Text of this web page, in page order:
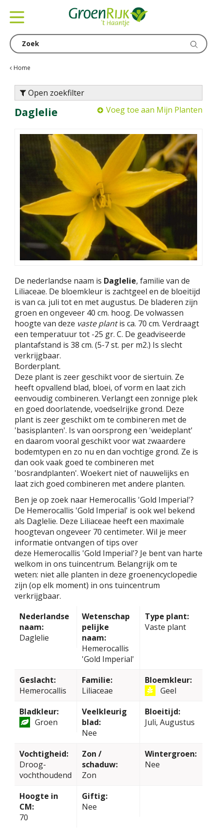
Home
Open zoekfilter
Daglelie Voeg toe aan Mijn Planten
De nederlandse naam is Daglelie, familie van de
Liliaceae. De bloemkleur is zachtgeel en de bloeitijd
is van ca. juli tot en met augustus. De bladeren zijn
groen en ongeveer 40 cm. hoog. De volwassen
hoogte van deze vaste plantis ca. 70 cm. Verdraagt
een temperatuur tot -25 gr. C. De geadviseerde
plantafstand is 38 cm. (5-7 st. per m2.) Is slecht
verkrijgbaar.
Borderplant.
Deze plant is zeer geschikt voor de siertuin. Ze
heeft opvallend blad, bloei, of vorm en laat zich
eenvoudig combineren. Verlangt een zonnige plek
en goed doorlatende, voedselrijke grond. Deze
plant is zeer geschikt om te combineren met de
'basisplanten'. Is van oorsprong een 'weideplant'
en daarom vooral geschikt voor wat zwaardere
bodemtypen en zo nu en dan vochtige grond. Ze is
dan ook vaak goed te combineren met
'bosrandplanten'. Woekert niet of nauwelijks en
laat zich goed combineren met andere planten.
Ben je op zoek naar Hemerocallis 'Gold Imperial'?
De Hemerocallis 'Gold Imperial' is ook wel bekend
als Daglelie. Deze Liliaceae heeft een maximale
hoogtevan ongeveer 70 centimeter. Wil je meer
informatie ontvangen of tips over
deze Hemerocallis 'Gold Imperial'? Je bent van harte
welkom in ons tuincentrum. Belangrijk om te
weten: niet alle planten in deze groenencyclopedie
zijn (op elk moment) in ons tuincentrum
verkrijgbaar.
Nederlandse
naam:
Daglelie
Wetenschap
pelijke
naam:
Hemerocallis
'Gold Imperial'
Type plant:
Vaste plant
Geslacht:
Hemerocallis
Familie:
Liliaceae
Bloemkleur:
Geel
Bladkleur:
Groen
Veelkleurig
blad:
Nee
Bloeitijd:
Juli, Augustus
Vochtigheid:
Droog-
vochthoudend
Zon /
schaduw:
Zon
Wintergroen:
Nee
Hoogte in
CM:
70
Giftig:
Nee